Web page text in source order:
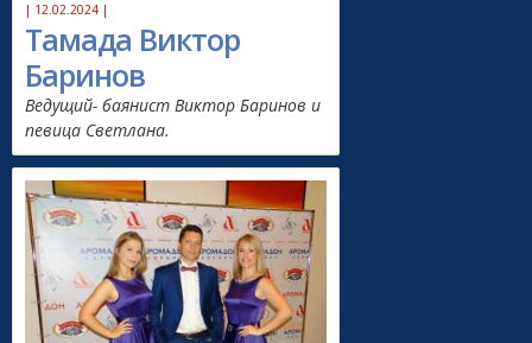
| 12.02.2024 |
Тамада Виктор
Баринов
Ведущий- баянист Виктор Баринов и
певица Светлана.